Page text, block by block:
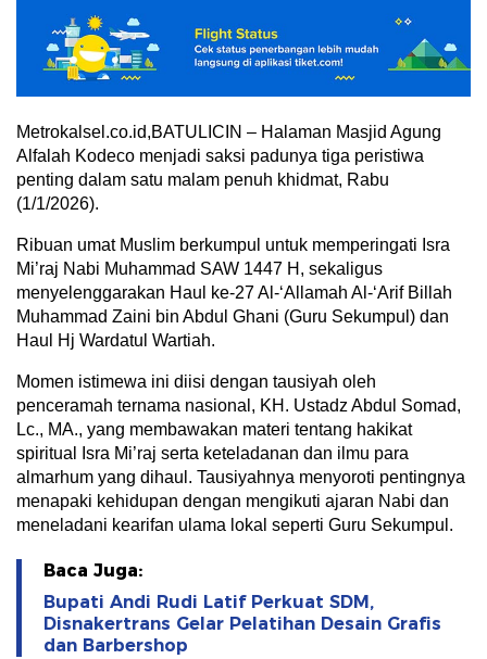
Metrokalsel.co.id,BATULICIN – Halaman Masjid Agung
Alfalah Kodeco menjadi saksi padunya tiga peristiwa
penting dalam satu malam penuh khidmat, Rabu
(1/1/2026).
Ribuan umat Muslim berkumpul untuk memperingati Isra
Mi’raj Nabi Muhammad SAW 1447 H, sekaligus
menyelenggarakan Haul ke-27 Al-‘Allamah Al-‘Arif Billah
Muhammad Zaini bin Abdul Ghani (Guru Sekumpul) dan
Haul Hj Wardatul Wartiah.
Momen istimewa ini diisi dengan tausiyah oleh
penceramah ternama nasional, KH. Ustadz Abdul Somad,
Lc., MA., yang membawakan materi tentang hakikat
spiritual Isra Mi’raj serta keteladanan dan ilmu para
almarhum yang dihaul. Tausiyahnya menyoroti pentingnya
menapaki kehidupan dengan mengikuti ajaran Nabi dan
meneladani kearifan ulama lokal seperti Guru Sekumpul.
Baca Juga:
Bupati Andi Rudi Latif Perkuat SDM,
Disnakertrans Gelar Pelatihan Desain Grafis
dan Barbershop